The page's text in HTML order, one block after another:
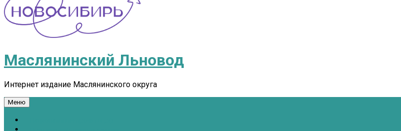
Маслянинский Льновод
Интернет издание Маслянинского округа
Меню